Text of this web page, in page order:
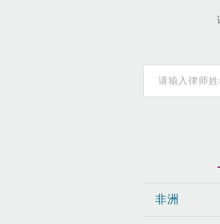
MRO
Non-Contentious
技术、外包与数据
Safety, Security,
非洲